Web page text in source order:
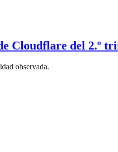
Cloudflare del 2.º
observada.